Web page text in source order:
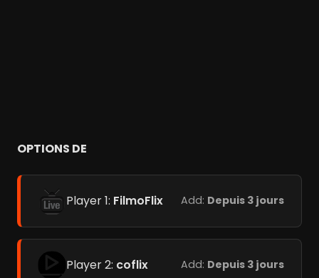
OPTIONS DE
Player 1: FilmoFlix Add: Depuis 3 jours
Player 2: coflix Add: Depuis 3 jours